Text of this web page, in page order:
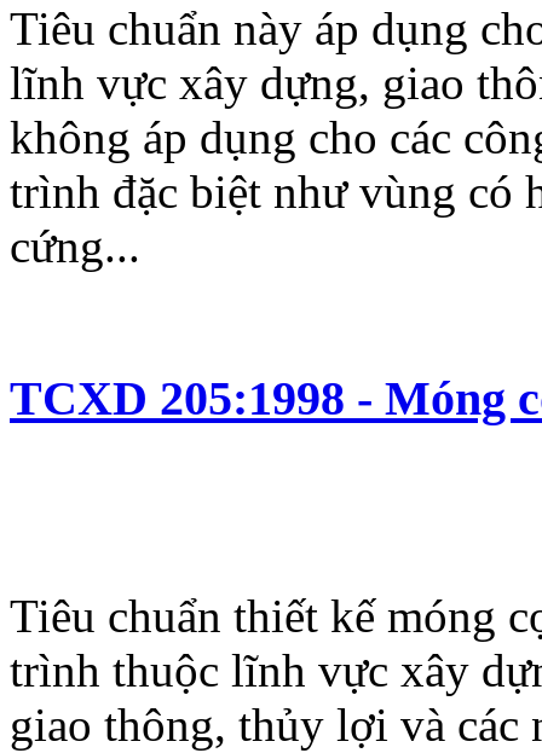
Tiêu chuẩn này áp dụng
lĩnh vực xây dựng, giao
không áp dụng cho các
trình đặc biệt như vùng có
cứng...
TCXD 205:1998 - Móng
Tiêu chuẩn thiết kế móng
trình thuộc lĩnh vực xây
giao thông, thủy lợi và các